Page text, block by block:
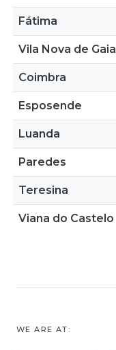
Fátima
Vila Nova de Gaia
Coimbra
Esposende
Luanda
Paredes
Teresina
Viana do Castelo
WE ARE AT: